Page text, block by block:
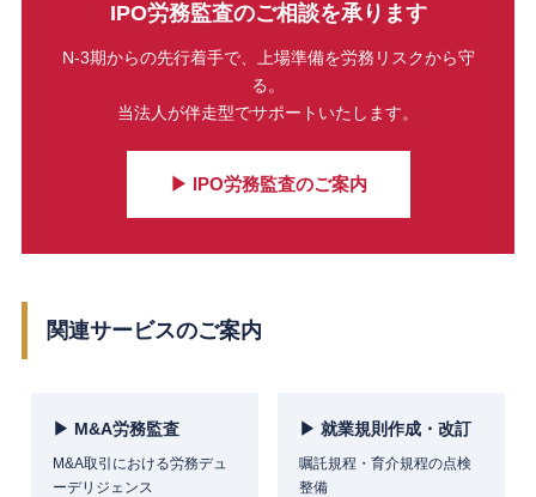
IPO労務監査のご相談を承ります
N-3期からの先行着手で、上場準備を労務リスクから守
る。
当法人が伴走型でサポートいたします。
▶ IPO労務監査のご案内
関連サービスのご案内
▶ M&A労務監査
M&A取引における労務デュ
ーデリジェンス
▶ 就業規則作成・改訂
嘱託規程・育介規程の点検
整備